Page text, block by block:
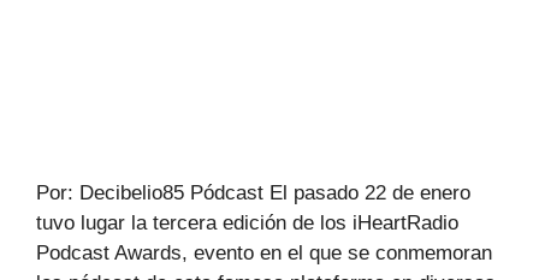
Por: Decibelio85 Pódcast El pasado 22 de enero
tuvo lugar la tercera edición de los iHeartRadio
Podcast Awards, evento en el que se conmemoran